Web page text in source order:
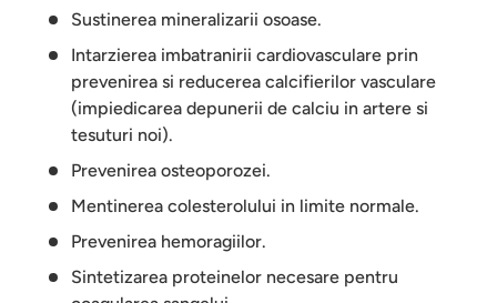
Sustinerea mineralizarii osoase.
Intarzierea imbatranirii cardiovasculare prin
prevenirea si reducerea calcifierilor vasculare
(impiedicarea depunerii de calciu in artere si
tesuturi noi).
Prevenirea osteoporozei.
Mentinerea colesterolului in limite normale.
Prevenirea hemoragiilor.
Sintetizarea proteinelor necesare pentru